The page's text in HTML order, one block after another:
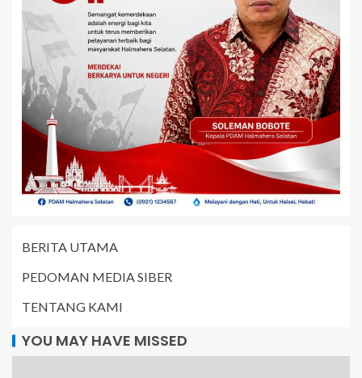
BERITA UTAMA
PEDOMAN MEDIA SIBER
TENTANG KAMI
YOU MAY HAVE MISSED